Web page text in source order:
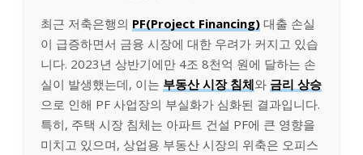
최근 저축은행의 PF(Project Financing) 대출 손실
이 급증하면서 금융 시장에 대한 우려가 커지고 있습
니다. 2023년 상반기에만 4조 8천억 원에 달하는 손
실이 발생했는데, 이는 부동산 시장 침체와 금리 상승
으로 인해 PF 사업장의 부실화가 심화된 결과입니다.
특히, 주택 시장 침체는 아파트 건설 PF에 큰 영향을
미치고 있으며, 상업용 부동산 시장의 위축은 오피스